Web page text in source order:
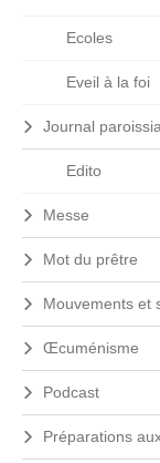
Ecoles
Eveil à la foi
Journal
Edito
Messe
Mot du prêtre
Mouvements et
Œcuménisme
Podcast
Préparations